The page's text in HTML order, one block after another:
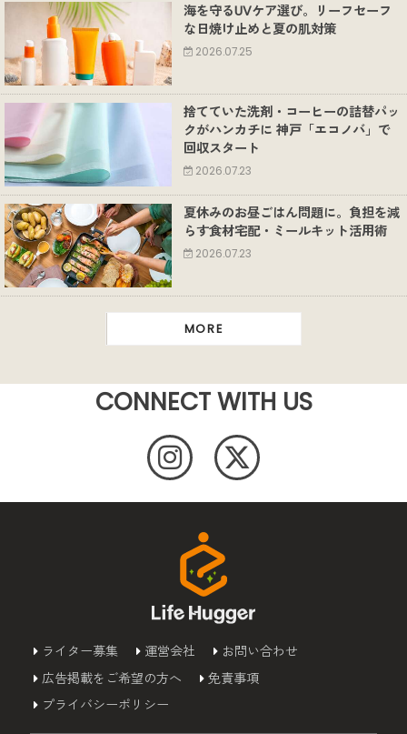
海を守るUVケア選び。リーフセーフ
な日焼け止めと夏の肌対策
2026.07.25
捨てていた洗剤・コーヒーの詰替パッ
クがハンカチに 神戸「エコノバ」で
回収スタート
2026.07.23
夏休みのお昼ごはん問題に。負担を減
らす食材宅配・ミールキット活用術
2026.07.23
MORE
CONNECT WITH US
ライター募集 運営会社
お問い合わせ
広告掲載をご希望の方へ
免責事項
プライバシーポリシー